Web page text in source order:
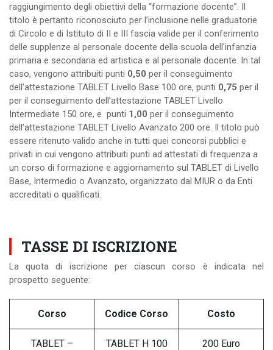
raggiungimento degli obiettivi della “formazione docente”. Il
titolo è pertanto riconosciuto per l’inclusione nelle graduatorie
di Circolo e di Istituto di II e III fascia valide per il conferimento
delle supplenze al personale docente della scuola dell’infanzia
primaria e secondaria ed artistica e al personale docente. In tal
caso, vengono attribuiti punti 0,50 per il conseguimento
dell’attestazione TABLET Livello Base 100 ore, punti 0,75 per il
per il conseguimento dell’attestazione TABLET Livello
Intermediate 150 ore, e punti 1,00 per il conseguimento
dell’attestazione TABLET Livello Avanzato 200 ore. Il titolo può
essere ritenuto valido anche in tutti quei concorsi pubblici e
privati in cui vengono attribuiti punti ad attestati di frequenza a
un corso di formazione e aggiornamento sul TABLET di Livello
Base, Intermedio o Avanzato, organizzato dal MIUR o da Enti
accreditati o qualificati.
TASSE DI ISCRIZIONE
La quota di iscrizione per ciascun corso è indicata nel
prospetto seguente:
Corso Codice Corso Costo
TABLET –
TABLET H 100 200 Euro